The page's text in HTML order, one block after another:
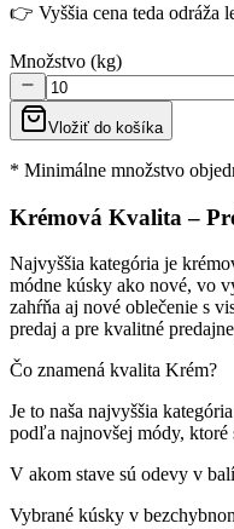
👉 Vyššia cena teda odráža
Množstvo (kg)
Vložiť do košíka
* Minimálne množstvo
Krémová Kvalita –
Najvyššia kategória je
módne kúsky ako nové, vo
zahŕňa aj nové oblečenie s
predaj a pre kvalitné
Čo znamená kvalita Krém?
Je to naša najvyššia
podľa najnovšej módy, ktoré
V akom stave sú odevy v
Vybrané kúsky v